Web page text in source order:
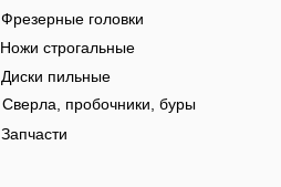
Фрезерные головки
Ножи строгальные
Диски пильные
Сверла, пробочники, буры
Запчасти